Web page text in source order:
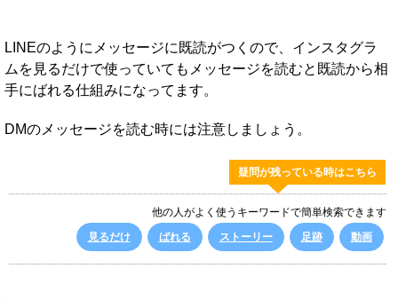
LINEのようにメッセージに既読がつくので、インスタグラ
ムを見るだけで使っていてもメッセージを読むと既読から相
手にばれる仕組みになってます。
DMのメッセージを読む時には注意しましょう。
疑問が残っている時はこちら
他の人がよく使うキーワードで簡単検索できます
見るだけ
ばれる ストーリー 足跡 動画